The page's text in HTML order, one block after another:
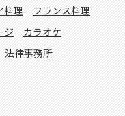
料理
フランス料理
ジ
カラオケ
法律事務所